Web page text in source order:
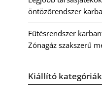
öntözőrendszer
Fűtésrendszer
Zónagáz szakszerű
Kiállító kategóriák